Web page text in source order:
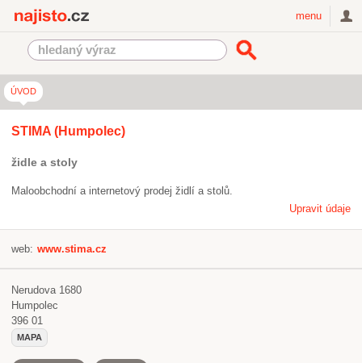
menu
ÚVOD
STIMA (Humpolec)
židle a stoly
Maloobchodní a internetový prodej židlí a stolů.
Upravit údaje
web: www.stima.cz
Nerudova 1680
Humpolec
396 01
MAPA